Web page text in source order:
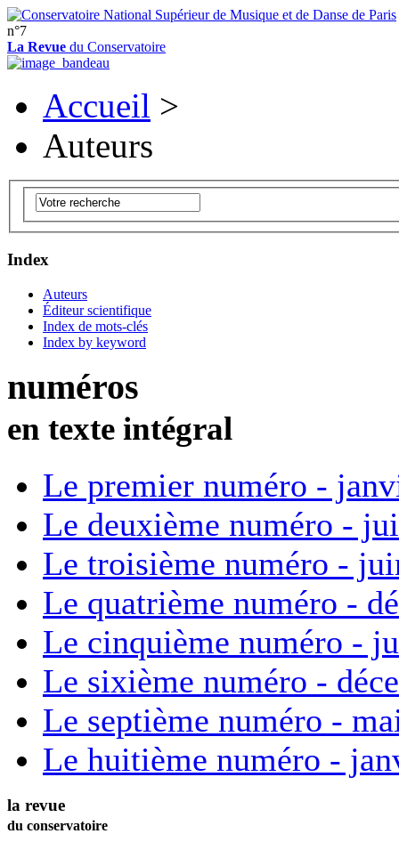
n°7
La Revue du Conservatoire
Accueil >
Auteurs
Index
Auteurs
Éditeur scientifique
Index de mots-clés
Index by keyword
numéros
en texte intégral
Le premier numéro -
Le deuxième numéro -
Le troisième numéro -
Le quatrième numéro -
Le cinquième numéro -
Le sixième numéro -
Le septième numéro -
Le huitième numéro -
la revue
du conservatoire